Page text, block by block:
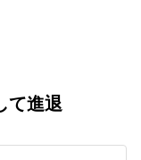
て進退